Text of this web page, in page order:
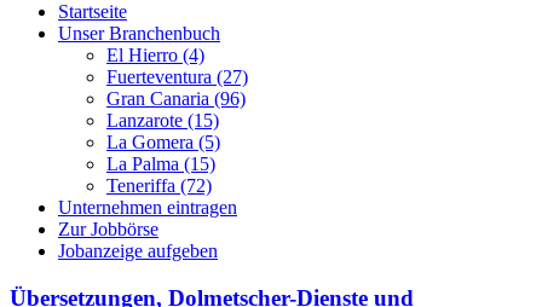
Startseite
Unser Branchenbuch
El Hierro (4)
Fuerteventura (27)
Gran Canaria (96)
Lanzarote (15)
La Gomera (5)
La Palma (15)
Teneriffa (72)
Unternehmen eintragen
Zur Jobbörse
Jobanzeige aufgeben
Übersetzungen, Dolmetscher-Dienste und